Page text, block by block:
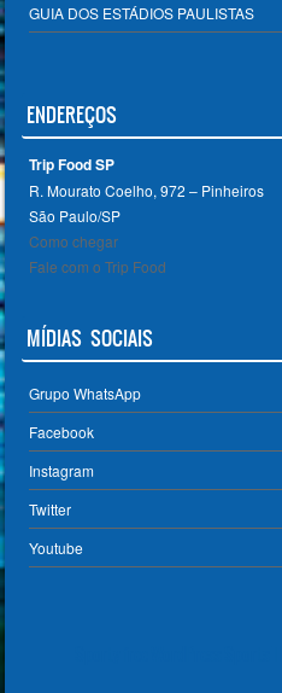
GUIA DOS ESTÁDIOS PAULISTAS
ENDEREÇOS
Trip Food SP
R. Mourato Coelho, 972 – Pinheiros
São Paulo/SP ‎
Como chegar
Fale com o Trip Food
MÍDIAS SOCIAIS
Grupo WhatsApp
Facebook
Instagram
Twitter
Youtube